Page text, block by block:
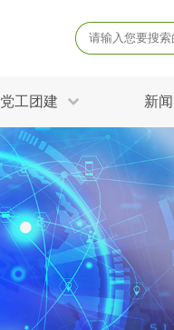
党工团建 新
电磁辐射检
土壤检测
产品质量鉴定
固废危废鉴定
土壤场地调查
生态环境检测
消毒检测备案
病
防
成
有
运